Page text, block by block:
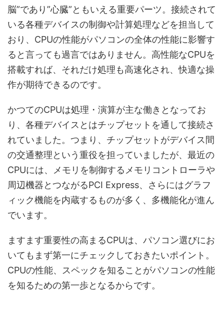
脳”であり”心臓”ともいえる重要パーツ。接続されて
いる各種デバイスの制御や計算処理などを担当して
おり、CPUの性能がパソコンの全体の性能に影響す
ると言っても過言ではありません。高性能なCPUを
搭載すれば、それだけ処理も高速化され、快適な操
作が期待できるのです。
かつてのCPUは処理・演算が主な働きとなってお
り、各種デバイスとはチップセットを通して接続さ
れていました。つまり、チップセットがデバイス間
の交通整理という重役を担っていましたが、最近の
CPUには、メモリを制御するメモリコントローラや
周辺機器とつながるPCI Express、さらにはグラフ
ィック機能を内蔵するものが多く、多機能化が進ん
でいます。
ますます重要性の高まるCPUは、パソコン選びにお
いてもまず第一にチェックしておきたいポイント。
CPUの性能、スペックを知ることがパソコンの性能
を知るための第一歩となるからです。